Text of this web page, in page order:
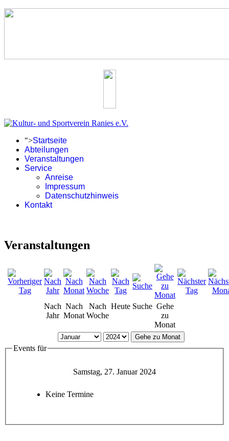
">Startseite
Abteilungen
Veranstaltungen
Service
Anreise
Impressum
Datenschutzhinweis
Kontakt
Veranstaltungen
Nach
Jahr
Nach
Monat
Nach
Woche
Heute Suche Gehe
zu
Monat
Gehe zu Monat
Events für
Samstag, 27. Januar 2024
Keine Termine